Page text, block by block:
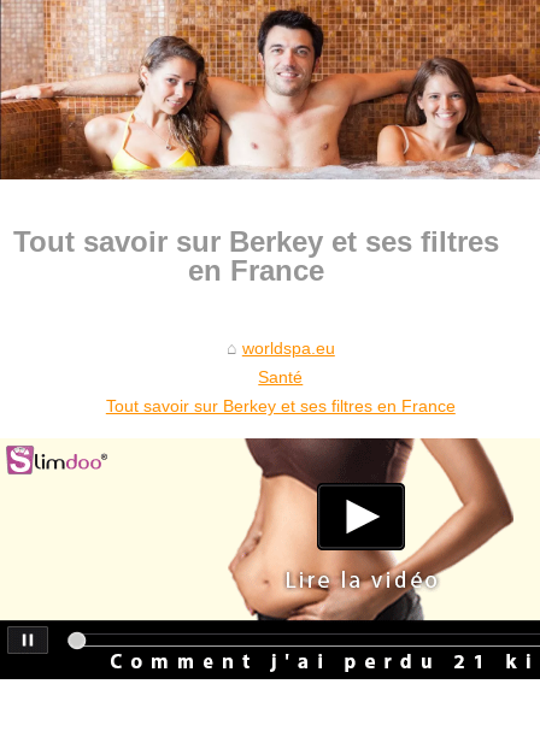
Tout savoir sur Berkey et ses filtres
en France
worldspa.eu
Santé
Tout savoir sur Berkey et ses filtres en France